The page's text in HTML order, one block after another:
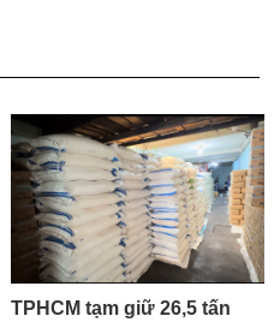
TPHCM tạm giữ 26,5 tấn